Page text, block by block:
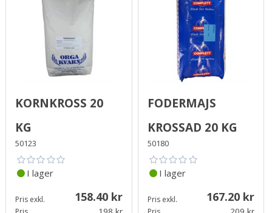
Kornkross 20
kg
50123
I lager
Pris exkl. 158.40
Fodermajs
Krossad 20 kg
50180
I lager
Pris exkl. 167.20